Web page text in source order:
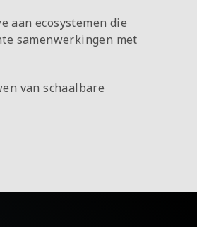
aan ecosystemen die
samenwerkingen met
van schaalbare